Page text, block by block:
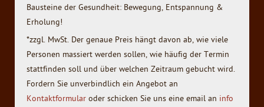
Bausteine der Gesundheit: Bewegung, Entspannung &
Erholung!
*zzgl. MwSt. Der genaue Preis hängt davon ab, wie viele
Personen massiert werden sollen, wie häufig der Termin
stattfinden soll und über welchen Zeitraum gebucht wird.
Fordern Sie unverbindlich ein Angebot an
Kontaktformular oder schicken Sie uns eine email an info